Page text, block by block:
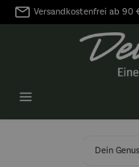
springen
Versandkostenfrei ab 90
Dein